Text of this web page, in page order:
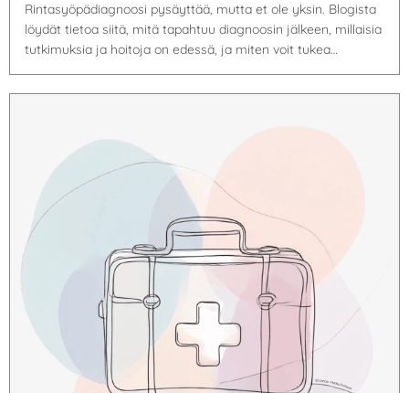
Rintasyöpädiagnoosi pysäyttää, mutta et ole yksin. Blogista
löydät tietoa siitä, mitä tapahtuu diagnoosin jälkeen, millaisia
tutkimuksia ja hoitoja on edessä, ja miten voit tukea…